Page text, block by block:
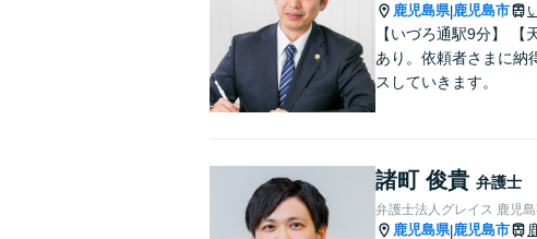
鹿児島県|鹿児島市
【いづろ通駅9分】
あり。依頼者さまに納
スしていきます。
諸町 俊貴 弁護士
弁護士法人グレイス 鹿児
鹿児島県|鹿児島市